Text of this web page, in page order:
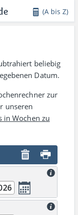
(A bis Z)
beliebig
Datum.
zur
unseren
in Wochen zu